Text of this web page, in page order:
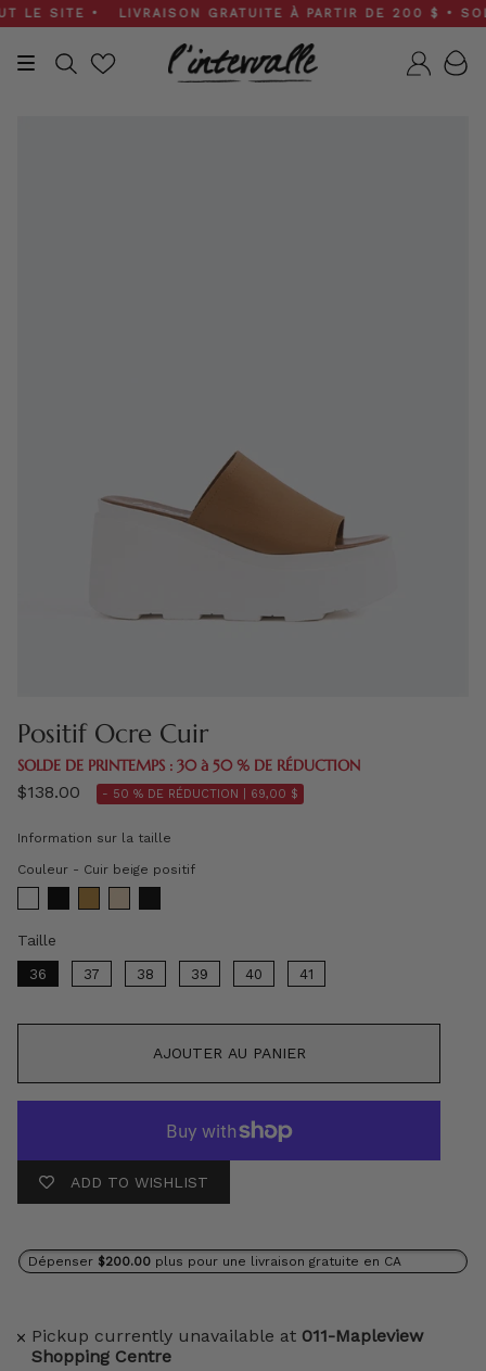
Skip
to
content
• LIVRAISON GRATUITE À PARTIR DE 200 $ •
Recherche
Positif Ocre Cuir
SOLDE DE PRINTEMPS : 30 à 50 % DE RÉDUCTION
$138.00 - 50 % DE RÉDUCTION | 69,00 $
Information sur la taille
Couleur - Cuir beige positifCouleur
Taille
36 37 38 39 40 41
AJOUTER AU PANIER
ADD TO WISHLIST
Dépenser $200.00 plus pour une livraison gratuite en CA
Pickup currently unavailable at 011-Mapleview
Shopping Centre